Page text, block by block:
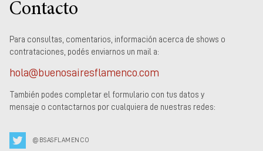
CARTELERA
Internacional
Reportajes
Editoriales
Crónicas
ARTISTAS
Nacionales
Internacionales
Grupos y bandas
Shows y contrataciones
CULTURA
Cine
Radio
Libros
EDUCACIÓN
Escuelas, academias e
Talleres, cursos y clínicas
GALERÍAS
Contacto
Para consultas, comentarios, información acerca de shows o
contrataciones, podés enviarnos un mail a:
hola@buenosairesflamenco.com
También podes completar el formulario con tus datos y
mensaje o contactarnos por cualquiera de nuestras redes:
@BSASFLAMENCO